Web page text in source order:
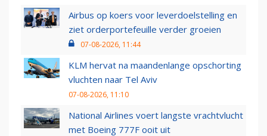
Airbus op koers voor leverdoelstelling en
ziet orderportefeuille verder groeien
07-08-2026, 11:44
KLM hervat na maandenlange opschorting
vluchten naar Tel Aviv
07-08-2026, 11:10
National Airlines voert langste vrachtvlucht
met Boeing 777F ooit uit